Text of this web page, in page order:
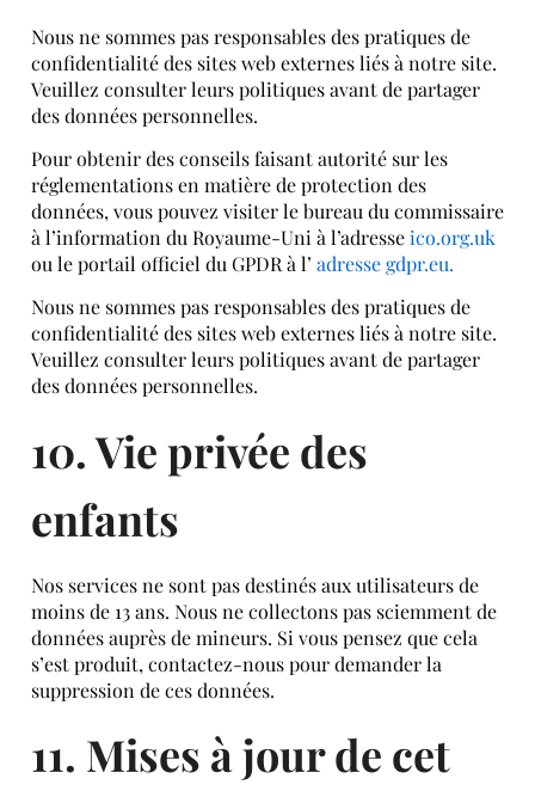
Nous ne sommes pas responsables des pratiques de
confidentialité des sites web externes liés à notre site.
Veuillez consulter leurs politiques avant de partager
des données personnelles.
Pour obtenir des conseils faisant autorité sur les
réglementations en matière de protection des
données, vous pouvez visiter le bureau du commissaire
à l’information du Royaume-Uni à l’adresseico.org.uk
ou le portail officiel du GPDR à l’ adresse gdpr.eu.
Nous ne sommes pas responsables des pratiques de
confidentialité des sites web externes liés à notre site.
Veuillez consulter leurs politiques avant de partager
des données personnelles.
10. Vie privée des
enfants
Nos services ne sont pas destinés aux utilisateurs de
moins de 13 ans. Nous ne collectons pas sciemment de
données auprès de mineurs. Si vous pensez que cela
s’est produit, contactez-nous pour demander la
suppression de ces données.
11. Mises à jour de cet